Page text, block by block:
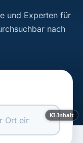
und Experten für
nach
KI-Inhalt